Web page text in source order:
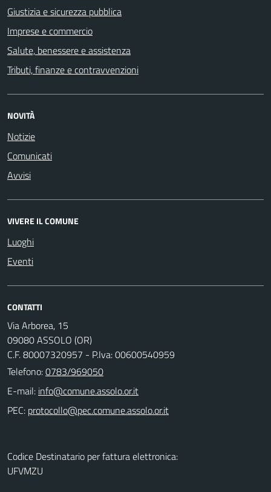
Giustizia e sicurezza pubblica
Imprese e commercio
Salute, benessere e assistenza
Tributi, finanze e contravvenzioni
NOVITÀ
Notizie
Comunicati
Avvisi
VIVERE IL COMUNE
Luoghi
Eventi
CONTATTI
Via Arborea, 15
09080 ASSOLO (OR)
C.F. 80007320957 - P.Iva: 00600540959
Telefono:0783/969050
E-mail:
PEC:
Codice Destinatario per fattura elettronica:
UFVMZU